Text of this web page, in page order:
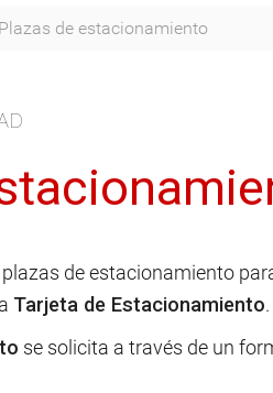
Plazas de estacionamiento
de estacionamiento
Tarjeta de Estacionamiento.
se solicita a través de un